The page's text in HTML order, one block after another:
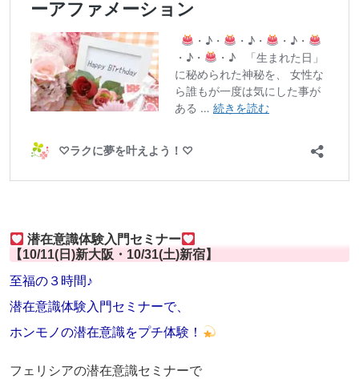
潜在意識体験入門セミナー
【10/11(日)新大阪・10/31(土)新宿】
至福の３時間♪
潜在意識体験入門セミナーで、
ホンモノの潜在意識をプチ体験！
フェリシアの潜在意識セミナーで